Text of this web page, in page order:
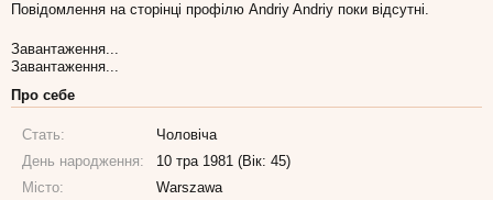
Повідомлення на сторінці профілю Andriy Andriy поки відсутні.
Завантаження...
Завантаження...
Про себе
Стать:
Чоловіча
День народження:
10 тра 1981 (Вік: 45)
Місто:
Warszawa